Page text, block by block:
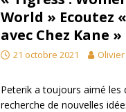
World » Ecoutez
avec Chez Kane »
21 octobre 2021 Olivier
Peterik a toujours aimé les
recherche de nouvelles